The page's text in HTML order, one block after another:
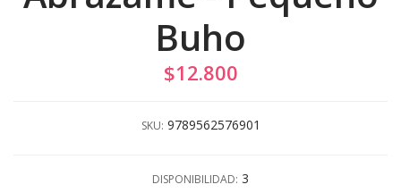
Buho
$12.800
SKU: 9789562576901
DISPONIBILIDAD: 3